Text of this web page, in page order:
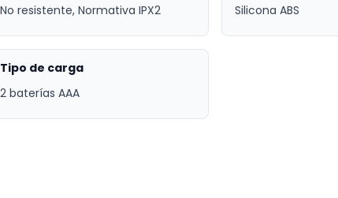
No resistente, Normativa IPX2
Silicona ABS
Tipo de carga
2 baterías AAA